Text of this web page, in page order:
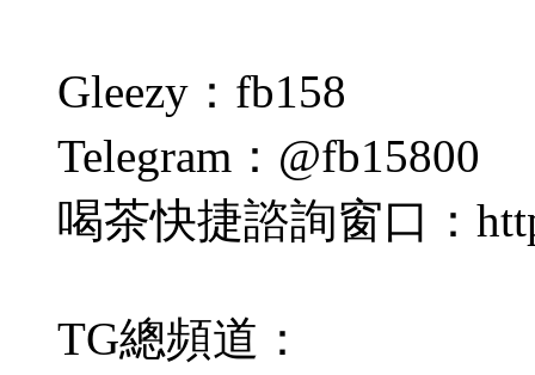
Gleezy：fb158
Telegram：@fb15800
喝茶快捷諮詢窗口：
TG總頻道：